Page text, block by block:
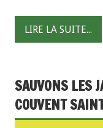
LIRE LA SUITE...
SAUVONS LES
COUVENT